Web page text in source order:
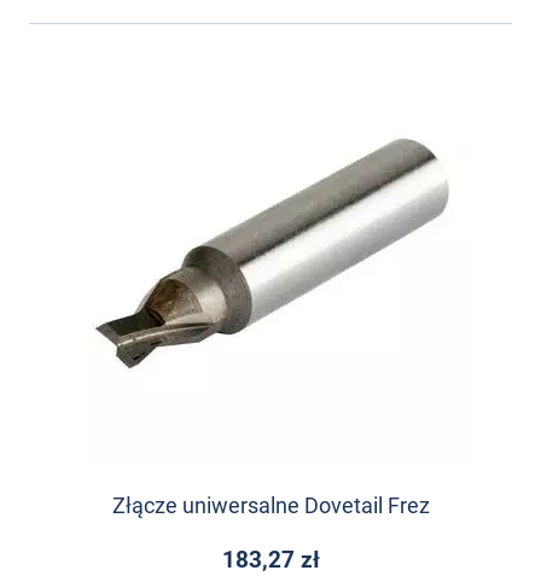
Złącze uniwersalne Dovetail Frez
183,27 zł